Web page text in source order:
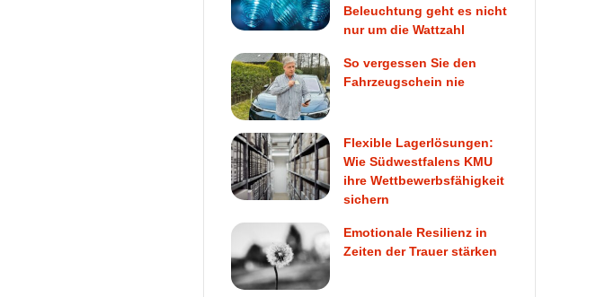
Beleuchtung geht es nicht
nur um die Wattzahl
So vergessen Sie den
Fahrzeugschein nie
Flexible Lagerlösungen:
Wie Südwestfalens KMU
ihre Wettbewerbsfähigkeit
sichern
Emotionale Resilienz in
Zeiten der Trauer stärken